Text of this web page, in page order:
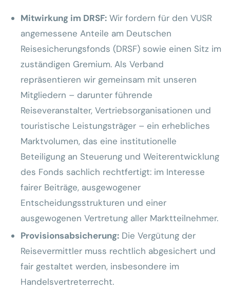
Mitwirkung im DRSF: Wir fordern für den VUSR
angemessene Anteile am Deutschen
Reisesicherungsfonds (DRSF) sowie einen Sitz im
zuständigen Gremium. Als Verband
repräsentieren wir gemeinsam mit unseren
Mitgliedern – darunter führende
Reiseveranstalter, Vertriebsorganisationen und
touristische Leistungsträger – ein erhebliches
Marktvolumen, das eine institutionelle
Beteiligung an Steuerung und Weiterentwicklung
des Fonds sachlich rechtfertigt: im Interesse
fairer Beiträge, ausgewogener
Entscheidungsstrukturen und einer
ausgewogenen Vertretung aller Marktteilnehmer.
Provisionsabsicherung: Die Vergütung der
Reisevermittler muss rechtlich abgesichert und
fair gestaltet werden, insbesondere im
Handelsvertreterrecht.